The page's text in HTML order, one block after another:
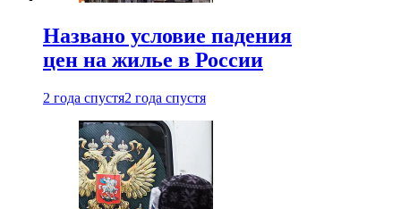
Названо условие падения
цен на жилье в России
2 года спустя2 года спустя